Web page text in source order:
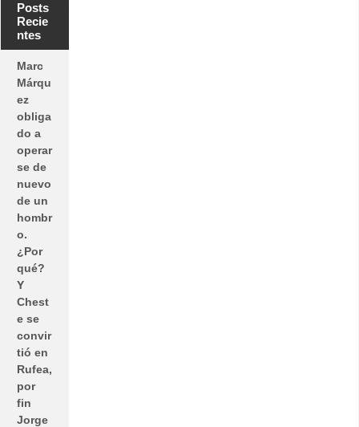
Posts
Recie
ntes
Marc
Márqu
ez
obliga
do a
operar
se de
nuevo
de un
hombr
o.
¿Por
qué?
Y
Chest
e se
convir
tió en
Rufea,
por
fin
Jorge